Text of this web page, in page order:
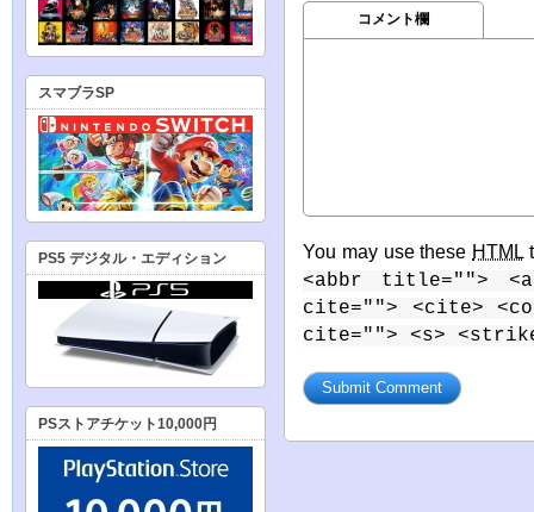
コメント欄
You may use these HTML
<abbr title="">
cite=""> <cite>
cite=""> <s>
スマブラSP
PS5 デジタル・エディション
PSストアチケット10,000円